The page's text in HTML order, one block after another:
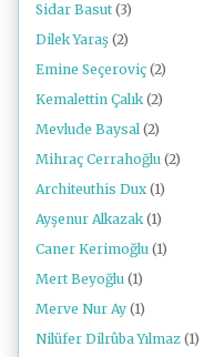
Sidar Basut (3)
Dilek Yaraş (2)
Emine Seçeroviç (2)
Kemalettin Çalık (2)
Mevlude Baysal (2)
Mihraç Cerrahoğlu (2)
Architeuthis Dux (1)
Ayşenur Alkazak (1)
Caner Kerimoğlu (1)
Mert Beyoğlu (1)
Merve Nur Ay (1)
Nilüfer Dilrûba Yılmaz (1)